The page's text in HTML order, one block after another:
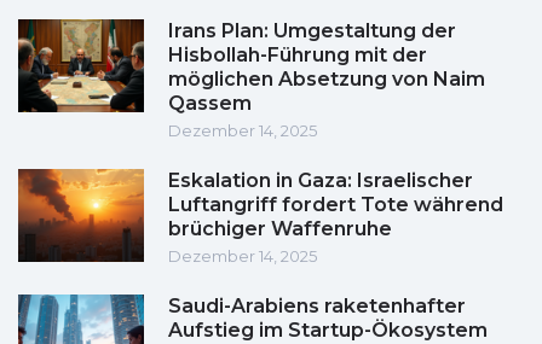
Irans Plan: Umgestaltung der
Hisbollah-Führung mit der
möglichen Absetzung von Naim
Qassem
Dezember 14, 2025
Eskalation in Gaza: Israelischer
Luftangriff fordert Tote während
brüchiger Waffenruhe
Dezember 14, 2025
Saudi-Arabiens raketenhafter
Aufstieg im Startup-Ökosystem